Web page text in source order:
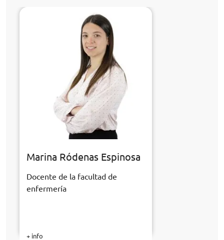
Marina Ródenas Espinosa
Docente de la facultad de
enfermería
+ info